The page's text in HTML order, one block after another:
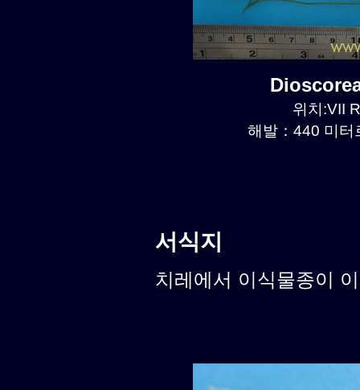
위치:VII
해발：440 미터
서식지
치레에서 이식물종이